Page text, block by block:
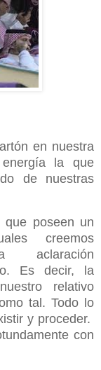
en nuestra
la que
de nuestras
que poseen un
creemos
aclaración
Es decir, la
relativo
tal. Todo lo
y proceder.
con